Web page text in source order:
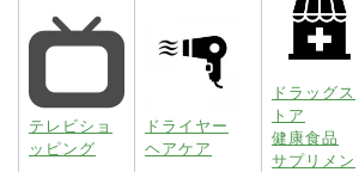
テレビショ
ッピング
ドライヤー
ヘアケア
ドラッグス
トア
健康食品
サプリメン